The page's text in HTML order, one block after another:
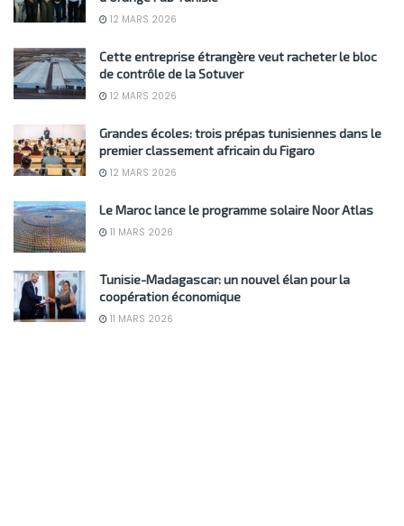
12 MARS 2026
Cette entreprise étrangère veut racheter le bloc
de contrôle de la Sotuver
12 MARS 2026
Grandes écoles: trois prépas tunisiennes dans le
premier classement africain du Figaro
12 MARS 2026
Le Maroc lance le programme solaire Noor Atlas
11 MARS 2026
Tunisie-Madagascar: un nouvel élan pour la
coopération économique
11 MARS 2026